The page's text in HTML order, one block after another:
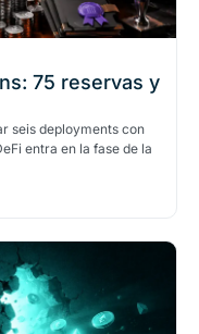
75 reservas y
seis deployments con
entra en la fase de la